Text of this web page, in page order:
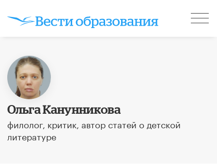
Ольга Канунникова
филолог, критик, автор статей о детской
литературе